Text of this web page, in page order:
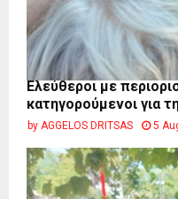
Ελεύθεροι με
κατηγορούμενοι για
by AGGELOS DRITSAS 5